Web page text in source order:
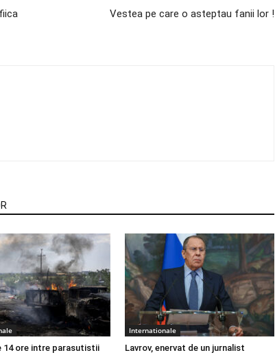
Vestea pe care o asteptau fanii lor !
14 ore intre parasutistii
Internationale
Lavrov, enervat de un jurnalist